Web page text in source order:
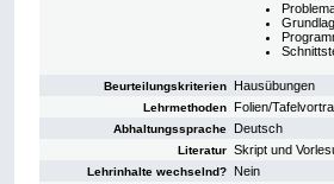
Beurteilungskriterien Hausübungen
Lehrmethoden Folien/
Abhaltungssprache Deutsch
Literatur Skript und
Lehrinhalte wechselnd? Nein